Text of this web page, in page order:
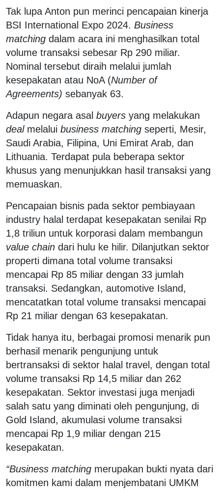
Tak lupa Anton pun merinci pencapaian kinerja
BSI International Expo 2024. Business
matching dalam acara ini menghasilkan total
volume transaksi sebesar Rp 290 miliar.
Nominal tersebut diraih melalui jumlah
kesepakatan atau NoA (Number of
Agreements) sebanyak 63.
Adapun negara asal buyers yang melakukan
dealmelalui business matching seperti, Mesir,
Saudi Arabia, Filipina, Uni Emirat Arab, dan
Lithuania. Terdapat pula beberapa sektor
khusus yang menunjukkan hasil transaksi yang
memuaskan.
Pencapaian bisnis pada sektor pembiayaan
industry halal terdapat kesepakatan senilai Rp
1,8 triliun untuk korporasi dalam membangun
value chain dari hulu ke hilir. Dilanjutkan sektor
properti dimana total volume transaksi
mencapai Rp 85 miliar dengan 33 jumlah
transaksi. Sedangkan, automotive Island,
mencatatkan total volume transaksi mencapai
Rp 21 miliar dengan 63 kesepakatan.
Tidak hanya itu, berbagai promosi menarik pun
berhasil menarik pengunjung untuk
bertransaksi di sektor halal travel, dengan total
volume transaksi Rp 14,5 miliar dan 262
kesepakatan. Sektor investasi juga menjadi
salah satu yang diminati oleh pengunjung, di
Gold Island, akumulasi volume transaksi
mencapai Rp 1,9 miliar dengan 215
kesepakatan.
“Business matching merupakan bukti nyata dari
komitmen kami dalam menjembatani UMKM